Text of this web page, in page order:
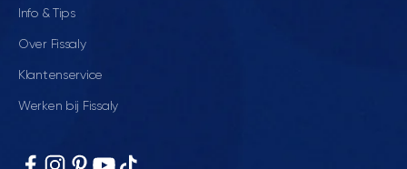
Info & Tips
Over Fissaly
Klantenservice
Werken bij Fissaly